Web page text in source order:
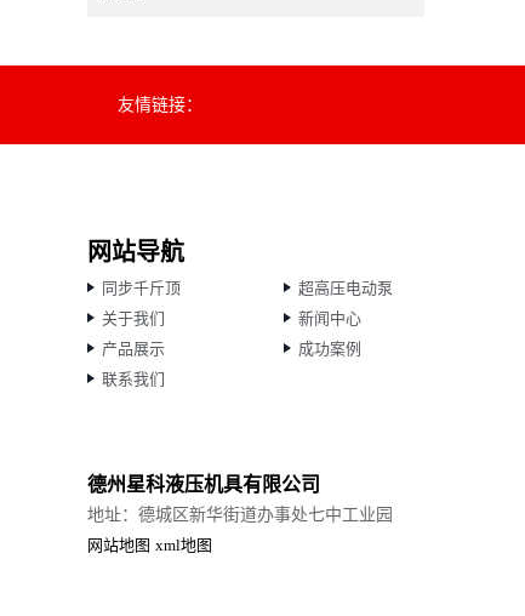
友情链接：
网站导航
同步千斤顶
超高压电动泵
关于我们
新闻中心
产品展示
成功案例
联系我们
德州星科液压机具有限公司
地址：德城区新华街道办事处七中工业园
网站地图 xml地图